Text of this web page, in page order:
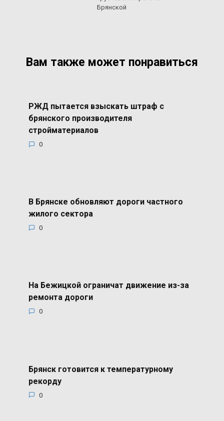
Брянской
Вам также может понравиться
РЖД пытается взыскать штраф с
брянского производителя
стройматериалов
0
В Брянске обновляют дороги частного
жилого сектора
0
На Бежицкой ограничат движение из-за
ремонта дороги
0
Брянск готовится к температурному
рекорду
0